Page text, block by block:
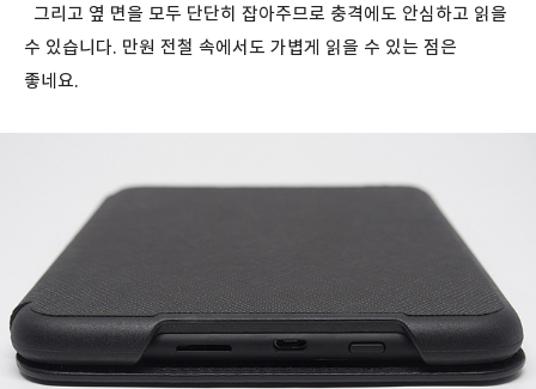
그리고 옆 면을 모두 단단히 잡아주므로 충격에도 안심하고 읽을
수 있습니다. 만원 전철 속에서도 가볍게 읽을 수 있는 점은
좋네요.